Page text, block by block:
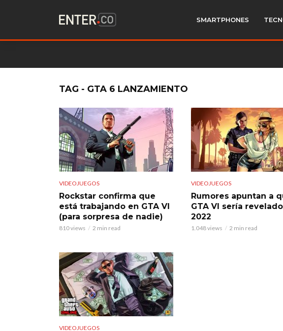
SMARTPHONES
TAG - GTA 6 LANZAMIENTO
VIDEOJUEGOS
Rockstar confirma que
está trabajando en GTA VI
(para sorpresa de nadie)
810 views 2 min read
VIDEOJUEGOS
Rumores apuntan a
GTA VI sería
2022
1.048 views 2 min read
VIDEOJUEGOS